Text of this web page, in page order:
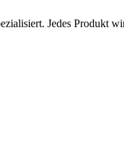
Jedes Produkt